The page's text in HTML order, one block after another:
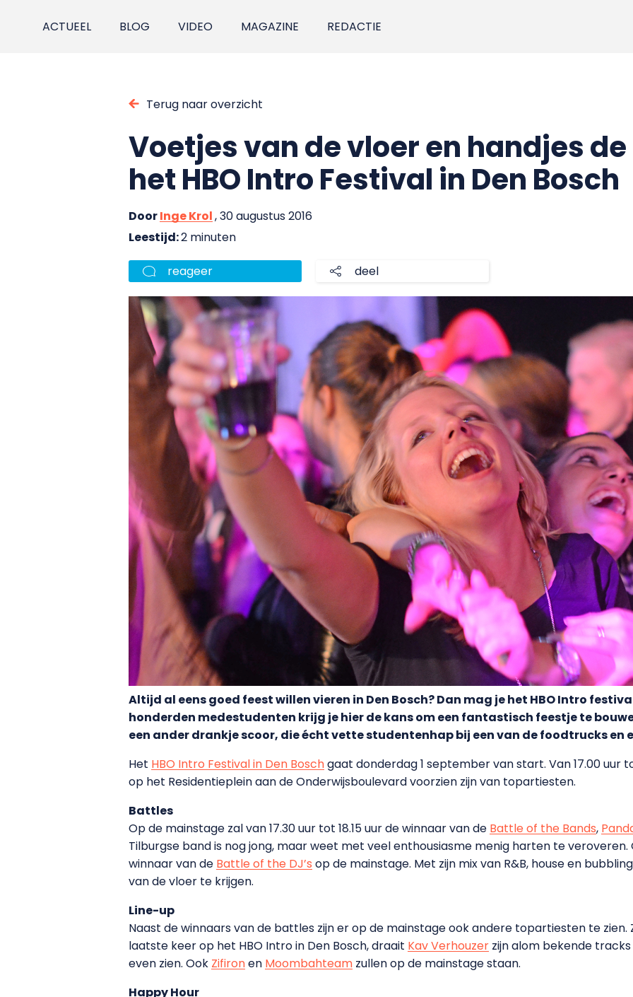
ACTUEEL BLOG VIDEO MAGAZINE REDACTIE
Terug naar overzicht
Voetjes van de vloer en handjes
het HBO Intro Festival in Den Bosch
DoorInge Krol, 30 augustus 2016
Leestijd:2 minuten
reageer deel
Altijd al eens goed feest willen vieren in Den Bosch? Dan mag je het HBO Intro
honderden medestudenten krijg je hier de kans om een fantastisch feestje te
een ander drankje scoor, die écht vette studentenhap bij een van de foodtrucks
Het HBO Intro Festival in Den Boschgaat donderdag 1 september van start. Van 17.00 uur
op het Residentieplein aan de Onderwijsboulevard voorzien zijn van topartiesten.
Battles
Op de mainstage zal van 17.30 uur tot 18.15 uur de winnaar van de Battle of the Bands,
Tilburgse band is nog jong, maar weet met veel enthousiasme menig harten te veroveren.
winnaar van de Battle of the DJ’s op de mainstage. Met zijn mix van R&B, house en
van de vloer te krijgen.
Line-up
Naast de winnaars van de battles zijn er op de mainstage ook andere topartiesten te
laatste keer op het HBO Intro in Den Bosch, draait Kav Verhouzer zijn alom bekende
even zien. Ook Zifironen Moombahteam zullen op de mainstage staan.
Happy Hour